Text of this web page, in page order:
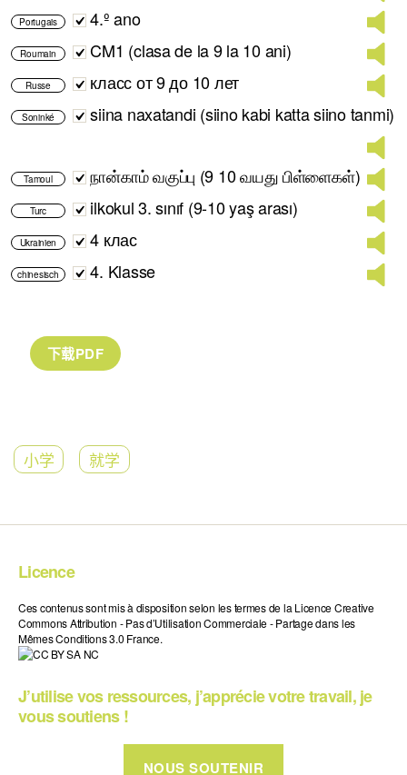
Portugais 4.º ano
Roumain CM1 (clasa de la 9 la 10 ani)
Russe класс от 9 до 10 лет
Soninké siina naxatandi (siino kabi katta siino tanmi)
Tamoul நான்காம் வகுப்பு (9 10 வயது பிள்ளைகள்)
Turc ilkokul 3. sınıf (9-10 yaş arası)
Ukrainien 4 клас
chinesisch 4. Klasse
小学 就学
Licence
Ces contenus sont mis à disposition selon les termes de la Licence Creative
Commons Attribution - Pas d’Utilisation Commerciale - Partage dans les
Mêmes Conditions 3.0 France.
J’utilise vos ressources, j’apprécie votre travail, je
vous soutiens !
NOUS SOUTENIR